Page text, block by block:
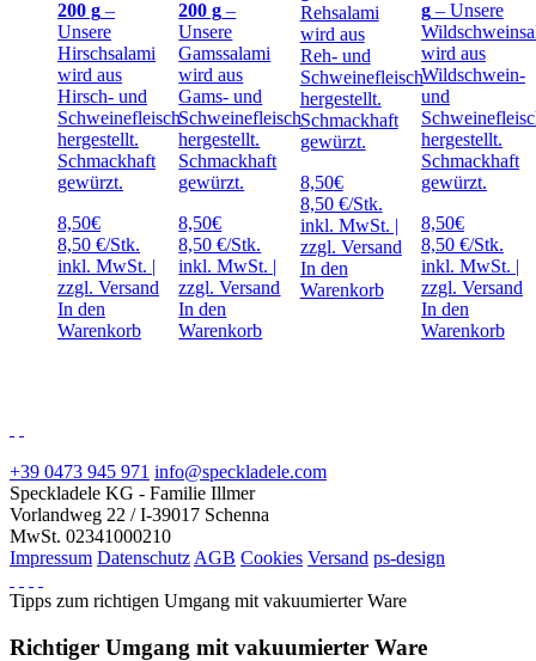
200 g –
Unsere
Hirschsalami
wird aus
Hirsch- und
Schweinefleisch
hergestellt.
Schmackhaft
gewürzt.
8,50€
8,50 €/Stk.
inkl. MwSt. |
zzgl. Versand
In den
Warenkorb
200 g –
Unsere
Gamssalami
wird aus
Gams- und
Schweinefleisch
hergestellt.
Schmackhaft
gewürzt.
8,50€
8,50 €/Stk.
inkl. MwSt. |
zzgl.Versand
In den
Warenkorb
Rehsalami
wird aus
Reh- und
Schweinefleisch
hergestellt.
Schmackhaft
gewürzt.
8,50€
8,50 €/Stk.
inkl. MwSt. |
zzgl. Versand
In den
Warenkorb
g– Unsere
wird aus
Wildschwein-
und
hergestellt.
Schmackhaft
gewürzt.
8,50€
8,50 €/Stk.
inkl. MwSt. |
zzgl. Versand
In den
Warenkorb
+39 0473 945 971 info@speckladele.com
Speckladele KG - Familie Illmer
Vorlandweg 22 / I-39017 Schenna
MwSt. 02341000210
Impressum Datenschutz AGB Cookies Versand ps-design
Tipps zum richtigen Umgang mit vakuumierter Ware
Richtiger Umgang mit vakuumierter Ware